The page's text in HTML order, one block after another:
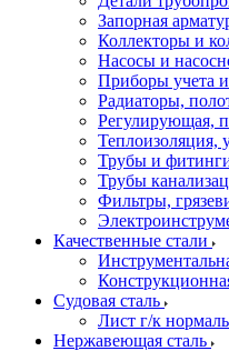
Запорная
Коллекторы и
Насосы и
Приборы учета
Радиаторы,
Регулирующая,
Теплоизоляция,
Трубы и
Трубы
Фильтры,
Качественные стали
Судовая сталь
Лист г/к
Нержавеющая сталь